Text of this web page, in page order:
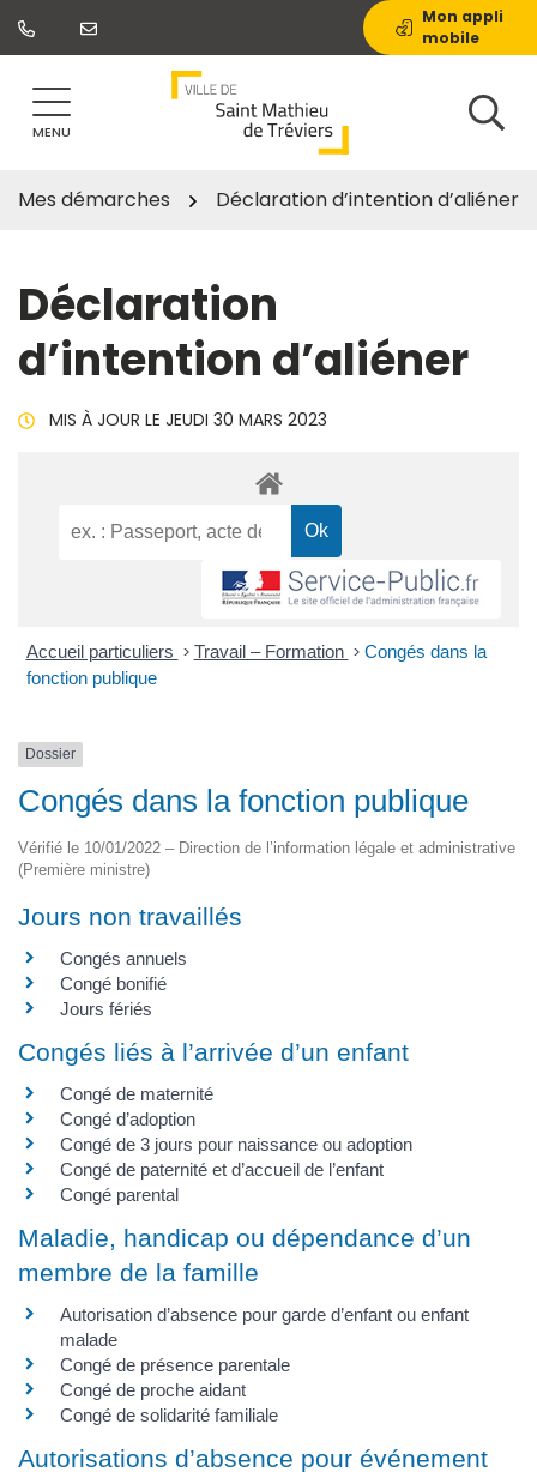
Aller
Mon appli
mobile
MENU
Mes démarches Déclaration d’intention d’aliéner
Déclaration
d’intention d’aliéner
MIS À JOUR LE JEUDI 30 MARS 2023
Accueil particuliers > Travail – Formation > Congés dans la
fonction publique
Dossier
Congés dans la fonction publique
Vérifié le 10/01/2022 – Direction de l’information légale et administrative
(Première ministre)
Jours non travaillés
Congés annuels
Congé bonifié
Jours fériés
Congés liés à l’arrivée d’un enfant
Congé de maternité
Congé d’adoption
Congé de 3 jours pour naissance ou adoption
Congé de paternité et d’accueil de l’enfant
Congé parental
Maladie, handicap ou dépendance d’un
membre de la famille
Autorisation d’absence pour garde d’enfant ou enfant
malade
Congé de présence parentale
Congé de proche aidant
Congé de solidarité familiale
Autorisations d’absence pour événement